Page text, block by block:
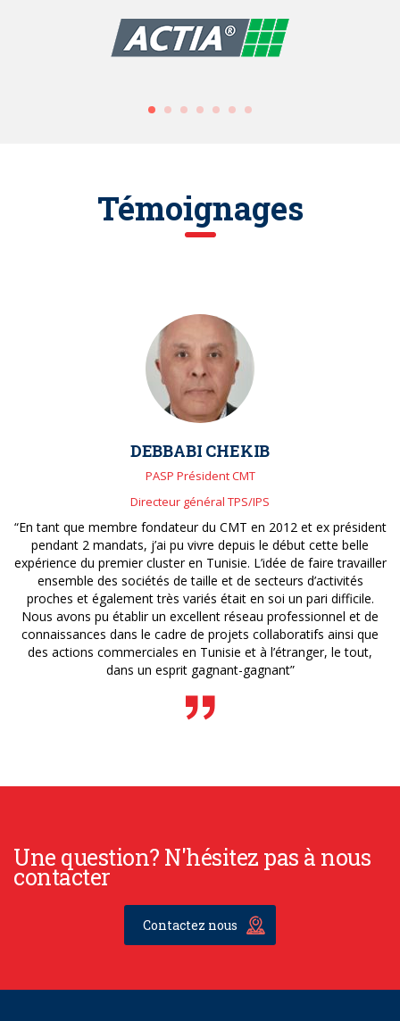
Témoignages
DEBBABI CHEKIB
PASP Président CMT
Directeur général TPS/IPS
“En tant que membre fondateur du CMT en 2012 et ex président
pendant 2 mandats, j’ai pu vivre depuis le début cette belle
expérience du premier cluster en Tunisie. L’idée de faire travailler
ensemble des sociétés de taille et de secteurs d’activités
proches et également très variés était en soi un pari difficile.
Nous avons pu établir un excellent réseau professionnel et de
connaissances dans le cadre de projets collaboratifs ainsi que
des actions commerciales en Tunisie et à l’étranger, le tout,
dans un esprit gagnant-gagnant”
Une question? N'hésitez pas à nous
contacter
Contactez nous